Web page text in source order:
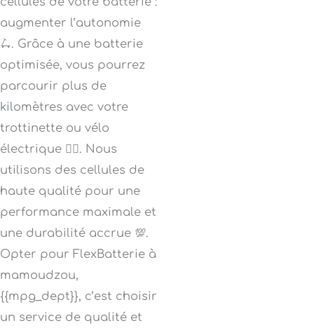
augmenter l’autonomie
🛴. Grâce à une batterie
optimisée, vous pourrez
parcourir plus de
kilomètres avec votre
trottinette ou vélo
électrique 🚴‍♀️. Nous
utilisons des cellules de
haute qualité pour une
performance maximale et
une durabilité accrue 💯.
Opter pour FlexBatterie à
mamoudzou,
{{mpg_dept}}, c’est choisir
un service de qualité et